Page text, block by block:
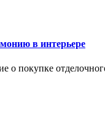
в интерьере
о покупке